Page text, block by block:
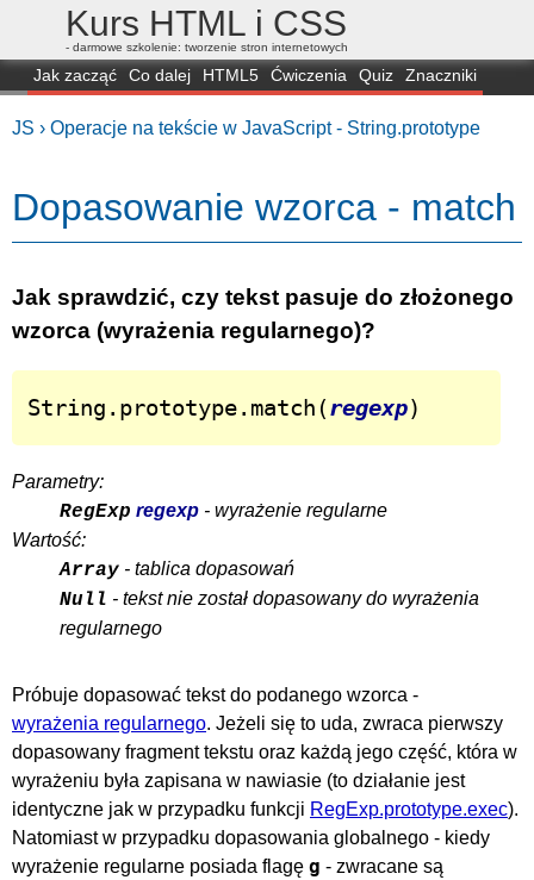
Kurs HTML i CSS
- darmowe szkolenie: tworzenie stron internetowych
Jak zacząć Co dalej HTML5 Ćwiczenia Quiz
Znaczniki
JS › Operacje na tekście w JavaScript - String.prototype
Dopasowanie wzorca - match
Jak sprawdzić, czy tekst pasuje do złożonego
wzorca (wyrażenia regularnego)?
String.prototype.match(regexp)
Parametry:
RegExp regexp - wyrażenie regularne
Wartość:
Array - tablica dopasowań
Null - tekst nie został dopasowany do wyrażenia
regularnego
Próbuje dopasować tekst do podanego wzorca -
wyrażenia regularnego. Jeżeli się to uda, zwraca pierwszy
dopasowany fragment tekstu oraz każdą jego część, która w
wyrażeniu była zapisana w nawiasie (to działanie jest
identyczne jak w przypadku funkcji RegExp.prototype.exec).
Natomiast w przypadku dopasowania globalnego - kiedy
wyrażenie regularne posiada flagę g - zwracane są